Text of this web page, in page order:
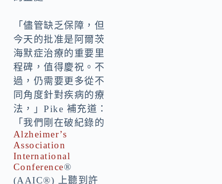
「儘管缺乏保障，但
今天的批准是阿爾茨
海默症治療的重要里
程碑，值得慶祝。不
過，仍需要更多從不
同角度針對疾病的療
法，」Pike 補充道：
「我們剛在破紀錄的
Alzheimer’s
Association
International
Conference®
(AAIC®) 上聽到許